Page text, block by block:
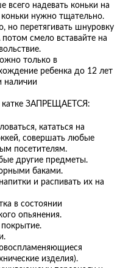
всего надевать коньки на
нужно тщательно.
но перетягивать шнуровку
смело вставайте на
только в
ребенка до 12 лет
наличии
катке ЗАПРЕЩАЕТСЯ:
кататься на
совершать любые
посетителям.
другие предметы.
баками.
и распивать их на
в состоянии
опьянения.
покрытие.
изделия).